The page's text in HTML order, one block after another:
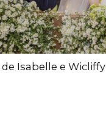
Isabelle e Wicliffy